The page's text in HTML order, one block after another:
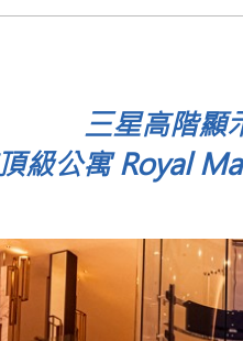
三星高階顯
級公寓 Royal